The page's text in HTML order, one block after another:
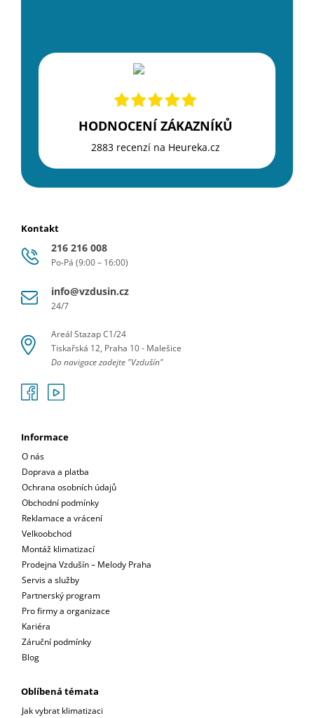
HODNOCENÍ ZÁKAZNÍKŮ
2883 recenzí na Heureka.cz
Kontakt
216 216 008
Po-Pá (9:00 – 16:00)
info@vzdusin.cz
24/7
Areál Stazap C1/24
Tiskařská 12, Praha 10 - Malešice
Do navigace zadejte "Vzdušín"
Informace
O nás
Doprava a platba
Ochrana osobních údajů
Obchodní podmínky
Reklamace a vrácení
Velkoobchod
Montáž klimatizací
Prodejna Vzdušín – Melody Praha
Servis a služby
Partnerský program
Pro firmy a organizace
Kariéra
Záruční podmínky
Blog
Oblíbená témata
Jak vybrat klimatizaci